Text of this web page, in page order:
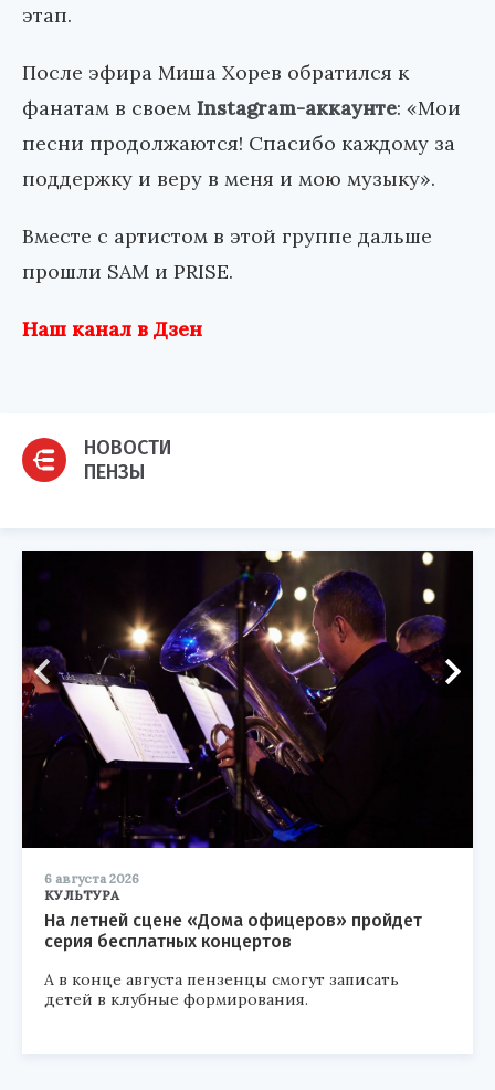
этап.
После эфира Миша Хорев обратился к
фанатам в своем Instagram-аккаунте: «Мои
песни продолжаются! Спасибо каждому за
поддержку и веру в меня и мою музыку».
Вместе с артистом в этой группе дальше
прошли SAM и PRISE.
Наш канал в Дзен
НОВОСТИ
ПЕНЗЫ
6 августа 2026
КУЛЬТУРА
На летней сцене «Дома офицеров» пройдет
серия бесплатных концертов
А в конце августа пензенцы смогут записать
детей в клубные формирования.